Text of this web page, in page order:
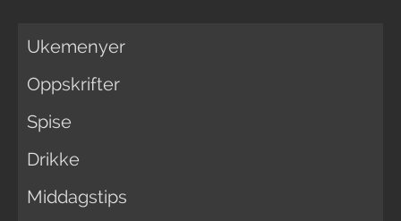
Ukemenyer
Oppskrifter
Spise
Drikke
Middagstips